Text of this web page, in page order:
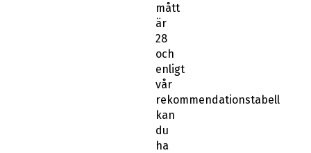
mått
är
28
och
enligt
vår
rekommendationstabell
kan
du
ha